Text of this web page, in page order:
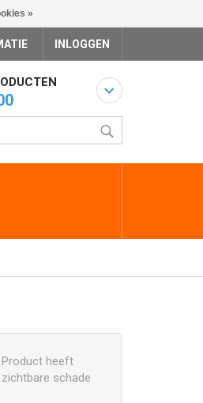
INLOGGEN
Product heeft
zichtbare schade
»